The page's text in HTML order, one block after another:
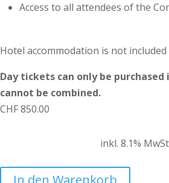
Access to all attendees of the
Hotel accommodation is not
Day tickets can only be
cannot be combined.
CHF850.00
inkl. 8.1%
In den Warenkorb